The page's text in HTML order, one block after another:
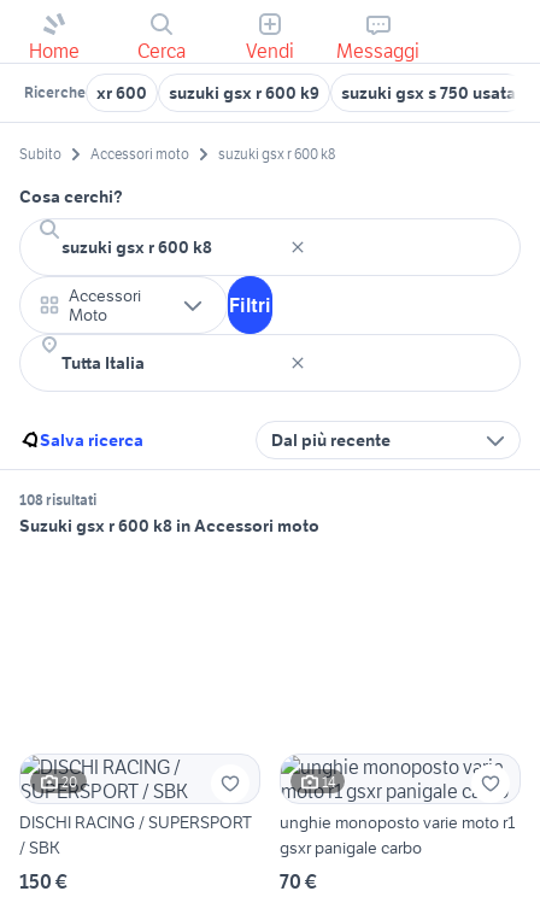
Home Cerca Vendi Messaggi
Ricerche xr 600 suzuki gsx r 600 k9 suzuki gsx s 750 usata
Subito Accessori moto suzuki gsx r 600 k8
Cosa cerchi?
Accessori
Moto
Filtri
Salva ricerca Dal più recente
108 risultati
Suzuki gsx r 600 k8 in Accessori moto
20
DISCHI RACING / SUPERSPORT
/ SBK
150 €
14
unghie monoposto varie moto r1
gsxr panigale carbo
70 €